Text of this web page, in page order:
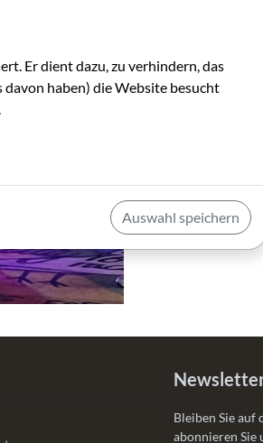
Bleiben Sie auf
abonnieren Sie
Er dient dazu, zu verhindern, das
haben) die Website besucht
Auswahl speichern